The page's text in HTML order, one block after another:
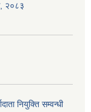
२०८३
नियुक्ति सम्वन्धी